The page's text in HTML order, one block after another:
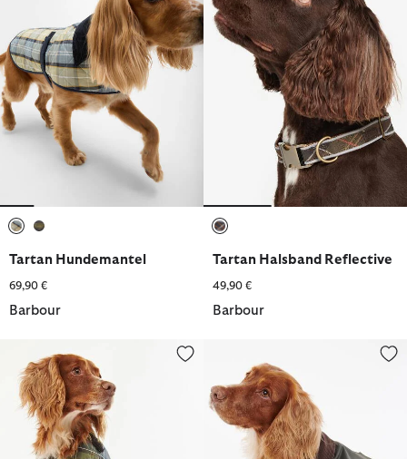
Tartan Hundemantel
69,90 €
Barbour
Tartan Halsband Reflective
49,90 €
Barbour
Tartan Hundemantel Waterproof